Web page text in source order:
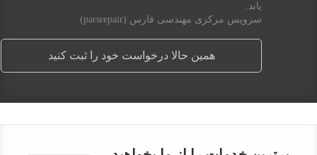
یابد.
سرویس مرکزی مهندسی فارس (parsrepair)
همین حالا درخواست خود را ثبت کنید